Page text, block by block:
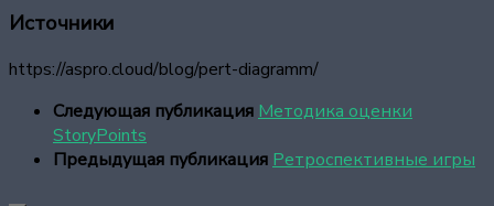
Источники
https://aspro.cloud/blog/pert-diagramm/
Следующая публикация Методика оценки
StoryPoints
Предыдущая публикация Ретроспективные игры